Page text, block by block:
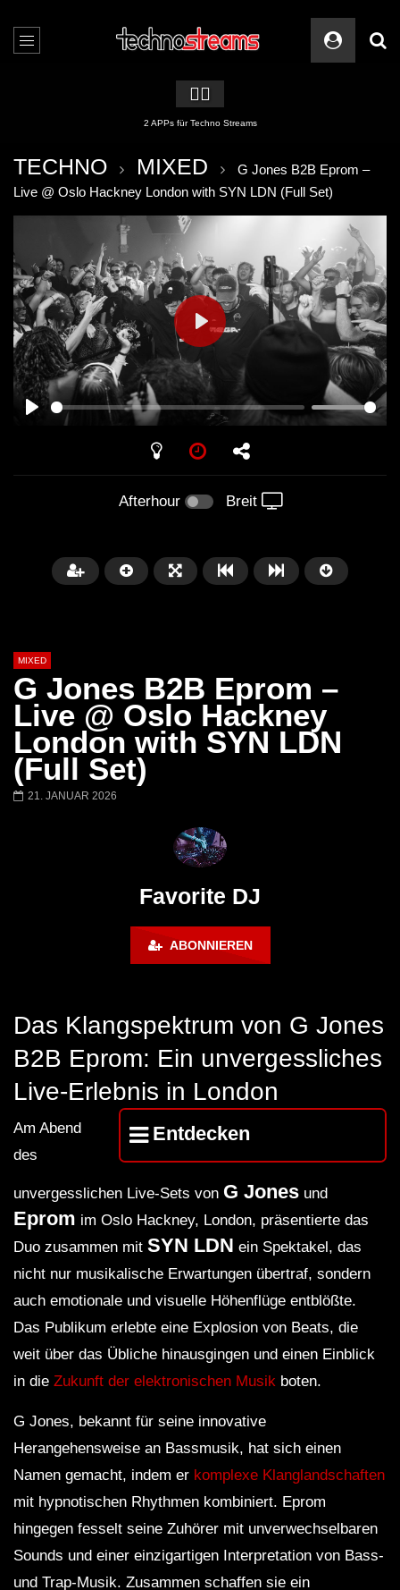
🏳️‍🌈
2 APPs für Techno Streams
TECHNO MIXED
G Jones B2B Eprom –
Live @ Oslo Hackney London with SYN LDN (Full Set)
PLAY
PLAY
Afterhour Breit
Später
Barbara Lago @ Kappa
FuturFestival 2024
MIXED
G Jones B2B Eprom –
Live @ Oslo Hackney
London with SYN LDN
(Full Set)
21. JANUAR 2026
Favorite DJ
ABONNIEREN
Das Klangspektrum von G Jones
B2B Eprom: Ein unvergessliches
Live-Erlebnis in London
Entdecken
Am Abend
des
unvergesslichen Live-Sets von G Jones und
Eprom im Oslo Hackney, London, präsentierte das
Duo zusammen mit SYN LDN ein Spektakel, das
nicht nur musikalische Erwartungen übertraf, sondern
auch emotionale und visuelle Höhenflüge entblößte.
Das Publikum erlebte eine Explosion von Beats, die
weit über das Übliche hinausgingen und einen Einblick
in die Zukunft der elektronischen Musik boten.
G Jones, bekannt für seine innovative
Herangehensweise an Bassmusik, hat sich einen
Namen gemacht, indem er komplexe Klanglandschaften
mit hypnotischen Rhythmen kombiniert. Eprom
hingegen fesselt seine Zuhörer mit unverwechselbaren
Sounds und einer einzigartigen Interpretation von Bass-
und Trap-Musik. Zusammen schaffen sie ein